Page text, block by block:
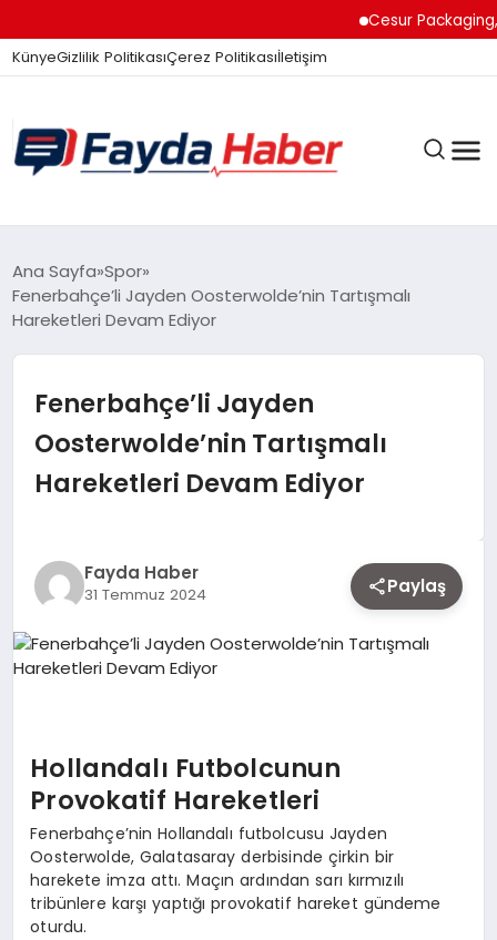
Cesur Packaging,
KünyeGizlilik PolitikasıÇerez Politikasıİletişim
GÜNDEM
TEKNOLOJI
SIYASET
MAGAZIN
YAŞAM
DÜNYA
SAĞLIK
Ana Sayfa Spor
Fenerbahçe’li Jayden Oosterwolde’nin Tartışmalı
Hareketleri Devam Ediyor
Fenerbahçe’li Jayden
Oosterwolde’nin Tartışmalı
Hareketleri Devam Ediyor
Fayda Haber
31 Temmuz 2024 Paylaş
Hollandalı Futbolcunun
Provokatif Hareketleri
Fenerbahçe’nin Hollandalı futbolcusu Jayden
Oosterwolde, Galatasaray derbisinde çirkin bir
harekete imza attı. Maçın ardından sarı kırmızılı
tribünlere karşı yaptığı provokatif hareket gündeme
oturdu.